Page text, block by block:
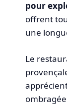
pour
offrent
une
Le